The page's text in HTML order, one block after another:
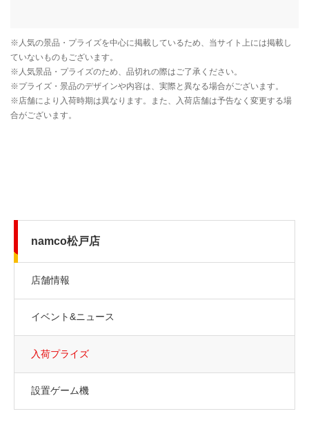
namco松戸店
店舗情報
イベント&ニュース
入荷プライズ
設置ゲーム機